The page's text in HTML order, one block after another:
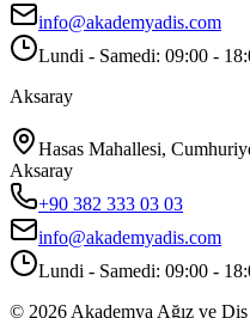
info@akademyadis.com
Lundi - Samedi: 09:00 -
Aksaray
Hasas Mahallesi,
Aksaray
+90 382 333 03 03
info@akademyadis.com
Lundi - Samedi: 09:00 -
© 2026 Akademya Ağız ve